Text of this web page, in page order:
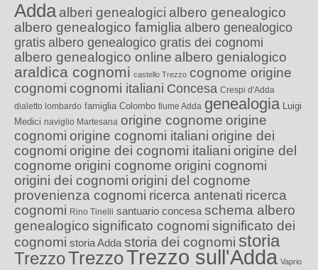
Adda alberi genealogici albero genealogico
albero genealogico famiglia albero genealogico
gratis albero genealogico gratis dei cognomi
albero genealogico online albero genialogico
araldica cognomi castello Trezzo cognome origine
cognomi cognomi italiani Concesa Crespi d'Adda
dialetto lombardo famiglia Colombo fiume Adda genealogia Luigi
Medici naviglio Martesana origine cognome origine
cognomi origine cognomi italiani origine dei
cognomi origine dei cognomi italiani origine del
cognome origini cognome origini cognomi
origini dei cognomi origini del cognome
provenienza cognomi ricerca antenati ricerca
cognomi Rino Tinelli santuario concesa schema albero
genealogico significato cognomi significato dei
cognomi storia Adda storia dei cognomi storia
TrezzoTrezzoTrezzo sull'Adda Vaprio